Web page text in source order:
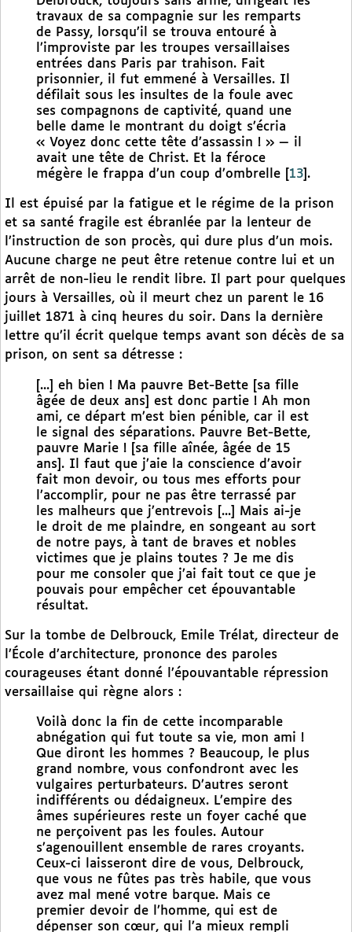
travaux de sa compagnie sur les remparts
de Passy, lorsqu’il se trouva entouré à
l’improviste par les troupes versaillaises
entrées dans Paris par trahison. Fait
prisonnier, il fut emmené à Versailles. Il
défilait sous les insultes de la foule avec
ses compagnons de captivité, quand une
belle dame le montrant du doigt s’écria
« Voyez donc cette tête d’assassin ! » — il
avait une tête de Christ. Et la féroce
mégère le frappa d’un coup d’ombrelle
13 .
Il est épuisé par la fatigue et le régime de la prison
et sa santé fragile est ébranlée par la lenteur de
l’instruction de son procès, qui dure plus d’un mois.
Aucune charge ne peut être retenue contre lui et un
arrêt de non-lieu le rendit libre. Il part pour quelques
jours à Versailles, où il meurt chez un parent le 16
juillet 1871 à cinq heures du soir. Dans la dernière
lettre qu’il écrit quelque temps avant son décès de sa
prison, on sent sa détresse :
[...] eh bien ! Ma pauvre Bet-Bette [sa fille
âgée de deux ans] est donc partie ! Ah mon
ami, ce départ m’est bien pénible, car il est
le signal des séparations. Pauvre Bet-Bette,
pauvre Marie ! [sa fille aînée, âgée de 15
ans]. Il faut que j’aie la conscience d’avoir
fait mon devoir, ou tous mes efforts pour
l’accomplir, pour ne pas être terrassé par
les malheurs que j’entrevois [...] Mais ai-je
le droit de me plaindre, en songeant au sort
de notre pays, à tant de braves et nobles
victimes que je plains toutes ? Je me dis
pour me consoler que j’ai fait tout ce que je
pouvais pour empêcher cet épouvantable
résultat.
Sur la tombe de Delbrouck, Emile Trélat, directeur de
l’École d’architecture, prononce des paroles
courageuses étant donné l’épouvantable répression
versaillaise qui règne alors :
Voilà donc la fin de cette incomparable
abnégation qui fut toute sa vie, mon ami !
Que diront les hommes ? Beaucoup, le plus
grand nombre, vous confondront avec les
vulgaires perturbateurs. D’autres seront
indifférents ou dédaigneux. L’empire des
âmes supérieures reste un foyer caché que
ne perçoivent pas les foules. Autour
s’agenouillent ensemble de rares croyants.
Ceux-ci laisseront dire de vous, Delbrouck,
que vous ne fûtes pas très habile, que vous
avez mal mené votre barque. Mais ce
premier devoir de l’homme, qui est de
dépenser son cœur, qui l’a mieux rempli